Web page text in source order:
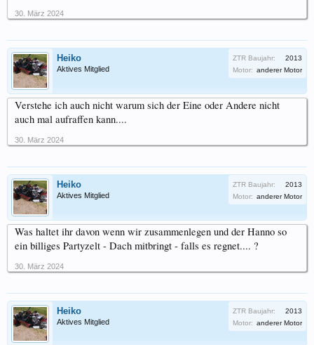
30. März 2024
Heiko
Aktives Mitglied
ZTR Baujahr:
2013
Motor: anderer Motor
Verstehe ich auch nicht warum sich der Eine oder Andere nicht
auch mal aufraffen kann....
30. März 2024
Heiko
Aktives Mitglied
ZTR Baujahr:
2013
Motor: anderer Motor
Was haltet ihr davon wenn wir zusammenlegen und der Hanno so
ein billiges Partyzelt - Dach mitbringt - falls es regnet.... ?
30. März 2024
Heiko
Aktives Mitglied
ZTR Baujahr:
2013
Motor: anderer Motor